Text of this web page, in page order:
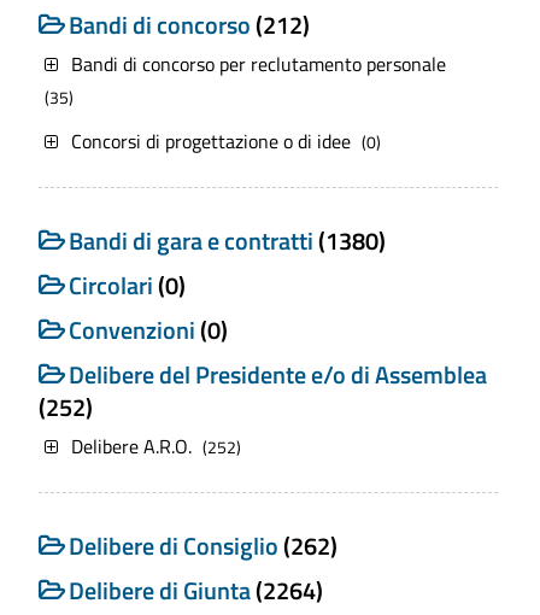
Bandi di concorso(212)
Bandi di concorso per reclutamento personale
(35)
Concorsi di progettazione o di idee (0)
Bandi di gara e contratti(1380)
Circolari(0)
Convenzioni(0)
Delibere del Presidente e/o di Assemblea
(252)
Delibere A.R.O. (252)
Delibere di Consiglio(262)
Delibere di Giunta(2264)